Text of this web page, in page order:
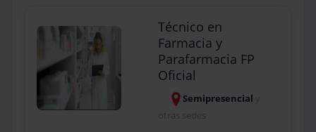
Técnico en
Farmacia y
Parafarmacia FP
Oficial
Semipresencial